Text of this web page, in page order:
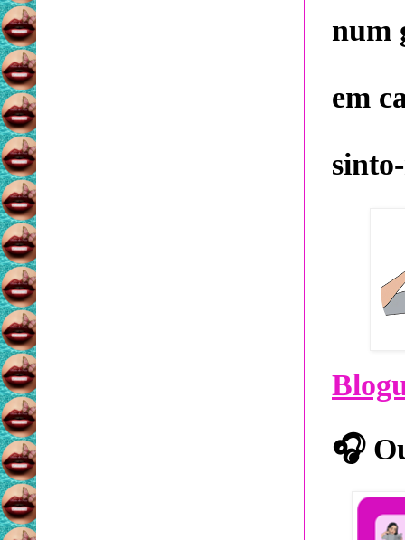
num
em
🎧